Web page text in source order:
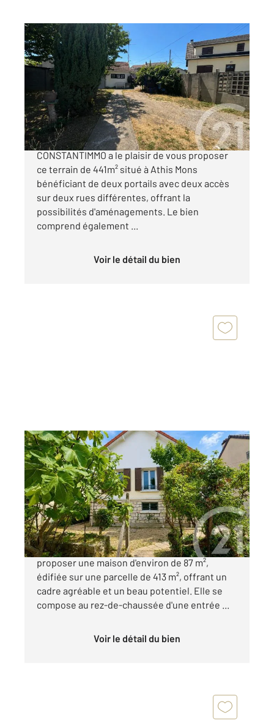
ATHIS MONS 91
52,04 m
, 3 pièces
Ref : 4041
Maison à vendre
266 500 €
Votre agence Century 21 groupe
CONSTANTIMMO a le plaisir de vous proposer
ce terrain de 441m² situé à Athis Mons
bénéficiant de deux portails avec deux accès
sur deux rues différentes, offrant la
possibilités d'aménagements. Le bien
comprend également ...
Voir le détail du bien
SAVIGNY SUR ORGE 91
87 m2, 4 pièces
Ref : 4023
Maison à vendre
299 000 €
Votre agence Century 21 à le plaisir de vous
proposer une maison d'environ de 87 m²,
édifiée sur une parcelle de 413 m², offrant un
cadre agréable et un beau potentiel. Elle se
compose au rez-de-chaussée d'une entrée ...
Voir le détail du bien